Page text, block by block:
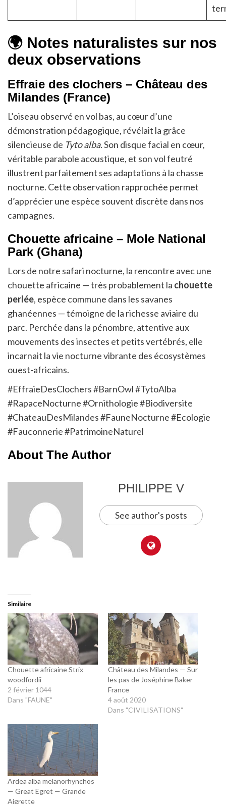
🌍 Notes naturalistes sur nos
deux observations
Effraie des clochers – Château des
Milandes (France)
L’oiseau observé en vol bas, au cœur d’une
démonstration pédagogique, révélait la grâce
silencieuse de Tyto alba. Son disque facial en cœur,
véritable parabole acoustique, et son vol feutré
illustrent parfaitement ses adaptations à la chasse
nocturne. Cette observation rapprochée permet
d’apprécier une espèce souvent discrète dans nos
campagnes.
Chouette africaine – Mole National
Park (Ghana)
Lors de notre safari nocturne, la rencontre avec une
chouette africaine — très probablement la chouette
perlée, espèce commune dans les savanes
ghanéennes — témoigne de la richesse aviaire du
parc. Perchée dans la pénombre, attentive aux
mouvements des insectes et petits vertébrés, elle
incarnait la vie nocturne vibrante des écosystèmes
ouest-africains.
#EffraieDesClochers #BarnOwl #TytoAlba
#RapaceNocturne #Ornithologie #Biodiversite
#ChateauDesMilandes #FauneNocturne #Ecologie
#Fauconnerie #PatrimoineNaturel
About The Author
PHILIPPE V
See author's posts
Similaire
Chouette africaine Strix
woodfordii
2 février 1044
Dans "FAUNE"
Château des Milandes — Sur
les pas de Joséphine Baker
France
4 août 2020
Dans "CIVILISATIONS"
Ardea alba melanorhynchos
— Great Egret — Grande
Aigrette